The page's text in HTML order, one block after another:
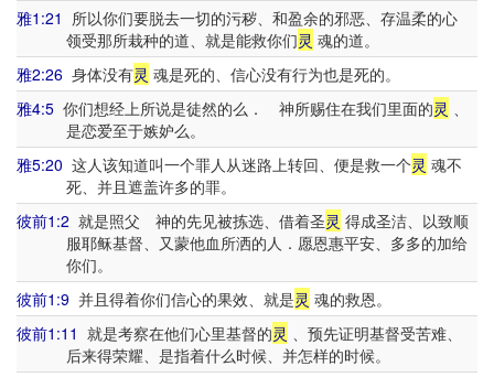
雅1:21 所以你们要脱去一切的污秽、和盈余的邪恶、存温柔的心
领受那所栽种的道、就是能救你们灵 魂的道。
雅2:26 身体没有灵 魂是死的、信心没有行为也是死的。
雅4:5 你们想经上所说是徒然的么． 神所赐住在我们里面的灵 、
是恋爱至于嫉妒么。
雅5:20 这人该知道叫一个罪人从迷路上转回、便是救一个灵 魂不
死、并且遮盖许多的罪。
彼前1:2 就是照父 神的先见被拣选、借着圣灵 得成圣洁、以致顺
服耶稣基督、又蒙他血所洒的人．愿恩惠平安、多多的加给
你们。
彼前1:9 并且得着你们信心的果效、就是灵 魂的救恩。
彼前1:11 就是考察在他们心里基督的灵 、预先证明基督受苦难、
后来得荣耀、是指着什么时候、并怎样的时候。